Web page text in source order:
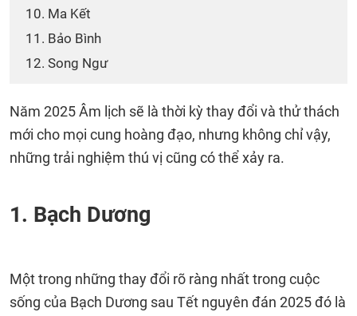
10. Ma Kết
11. Bảo Bình
12. Song Ngư
Năm 2025 Âm lịch sẽ là thời kỳ thay đổi và thử thách
mới cho mọi cung hoàng đạo, nhưng không chỉ vậy,
những trải nghiệm thú vị cũng có thể xảy ra.
1. Bạch Dương
Một trong những thay đổi rõ ràng nhất trong cuộc
sống của Bạch Dương sau Tết nguyên đán 2025 đó là